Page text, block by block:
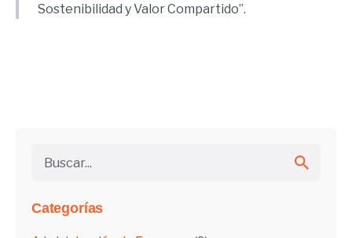
Categorías
Sostenibilidad y Valor Compartido”.